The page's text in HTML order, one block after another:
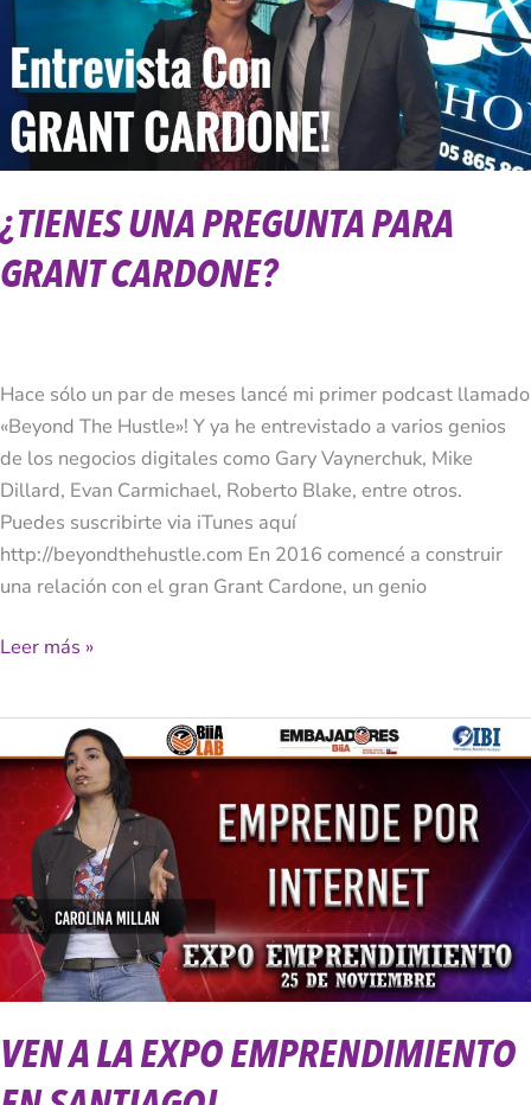
¿TIENES UNA PREGUNTA PARA
GRANT CARDONE?
Hace sólo un par de meses lancé mi primer podcast llamado
«Beyond The Hustle»! Y ya he entrevistado a varios genios
de los negocios digitales como Gary Vaynerchuk, Mike
Dillard, Evan Carmichael, Roberto Blake, entre otros.
Puedes suscribirte via iTunes aquí
http://beyondthehustle.com En 2016 comencé a construir
una relación con el gran Grant Cardone, un genio
Cardone?
Leer más »
VEN A LA EXPO EMPRENDIMIENTO
A
La
Expo
Emprendimiento
en
Santiago!